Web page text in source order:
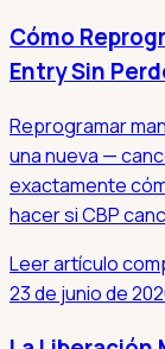
Cómo
Entry Sin
Reprogramar
una nueva —
exactamente
hacer si CBP
Leer artículo
23 de junio de